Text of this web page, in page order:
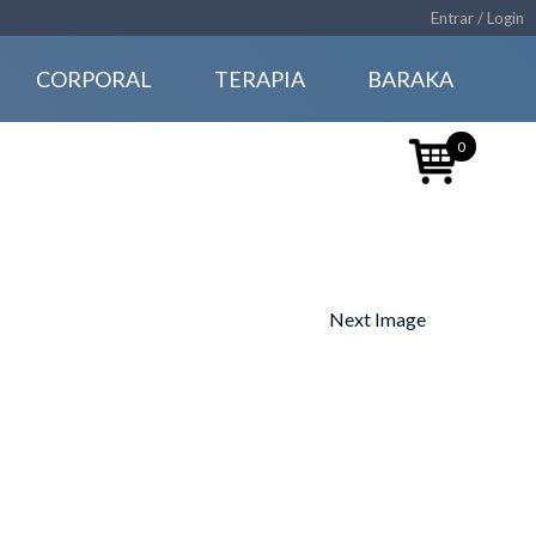
Entrar / Login
CORPORAL TERAPIA BARAKA
Next Image
0